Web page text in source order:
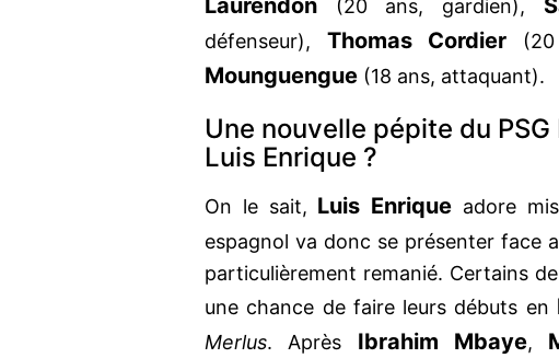
Laurendon (20 ans, gardien),
défenseur), Thomas Cordier
Mounguengue (18 ans, attaquant).
Une nouvelle pépite du
Luis Enrique ?
On le sait, Luis Enrique adore
espagnol va donc se présenter face
particulièrement remanié. Certains
une chance de faire leurs débuts en
Merlus. Après Ibrahim Mbaye,